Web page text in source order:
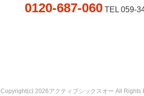
0120-687-060 TEL 059-
Copyright(c) 2026アクティブシックスオー All Rights